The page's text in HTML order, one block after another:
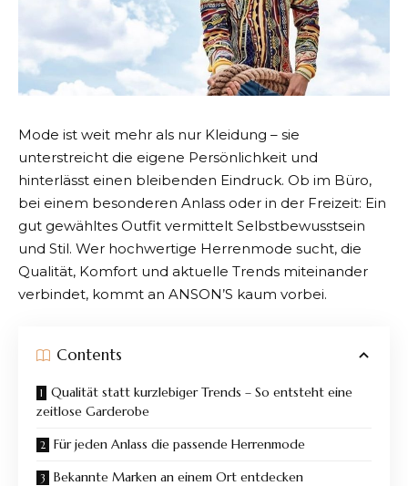
Mode ist weit mehr als nur Kleidung – sie
unterstreicht die eigene Persönlichkeit und
hinterlässt einen bleibenden Eindruck. Ob im Büro,
bei einem besonderen Anlass oder in der Freizeit: Ein
gut gewähltes Outfit vermittelt Selbstbewusstsein
und Stil. Wer hochwertige Herrenmode sucht, die
Qualität, Komfort und aktuelle Trends miteinander
verbindet, kommt an ANSON’S kaum vorbei.
Contents
Qualität statt kurzlebiger Trends – So entsteht eine
zeitlose Garderobe
Für jeden Anlass die passende Herrenmode
Bekannte Marken an einem Ort entdecken